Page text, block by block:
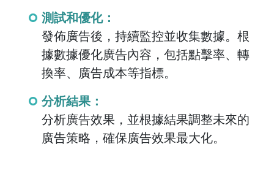
測試和優化：
發佈廣告後，持續監控並收集數據。根
據數據優化廣告內容，包括點擊率、轉
換率、廣告成本等指標。
分析結果：
分析廣告效果，並根據結果調整未來的
廣告策略，確保廣告效果最大化。